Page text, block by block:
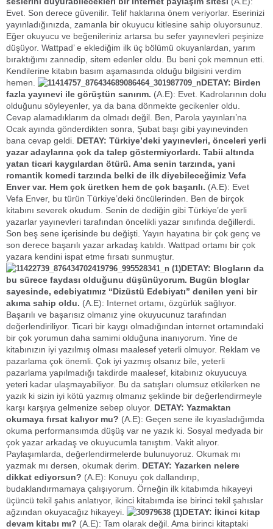
Evet. Son derece güvenilir. Telif haklarına önem veriyorlar. Eserinizi
yayınladığınızda, zamanla bir okuyucu kitlesine sahip oluyorsunuz.
Eğer okuyucu ve beğenileriniz artarsa bu sefer yayınevleri peşinize
düşüyor. Wattpad’ e eklediğim ilk üç bölümü okuyanlardan, yarım
bıraktığımı zannedip, sitem edenler oldu. Bu beni çok memnun etti.
Kendilerine kitabın basım aşamasında olduğu bilgisini verdim
hemen.
DETAY: Birden
fazla yayınevi ile görüştün sanırım. (A.E): Evet. Kadrolarının dolu
olduğunu söyleyenler, ya da bana dönmekte gecikenler oldu.
Cevap alamadıklarım da olmadı değil. Ben, Parola yayınları’na
Ocak ayında gönderdikten sonra, Şubat başı gibi yayınevinden
bana cevap geldi. DETAY: Türkiye’deki yayınevleri, önceleri yerli
yazar adaylarına çok da talep göstermiyorlardı. Tabii altında
yatan ticari kaygılardan ötürü. Ama senin tarzında, yani
romantik komedi tarzında belki de ilk diyebileceğimiz Vefa
Enver var. Hem çok üretken hem de çok başarılı. (A.E): Evet
Vefa Enver, bu türün Türkiye’deki öncülerinden. Ben de birçok
kitabını severek okudum. Senin de dediğin gibi Türkiye’de yerli
yazarlar yayınevleri tarafından öncelikli yazar sınıfında değillerdi.
Son beş sene içerisinde bu değişti. Yayın hayatına bir çok genç ve
son derece başarılı yazar arkadaş katıldı. Wattpad ortamı bir çok
yazara kendini ispat etme fırsatı sunmuştur.
DETAY: Blogların da
bu sürece faydası olduğunu düşünüyorum. Bugün bloglar
sayesinde, edebiyatımız “Dizüstü Edebiyatı” denilen yeni bir
akıma sahip oldu. (A.E): Internet ortamı, özgürlük sağlıyor.
Başarılı ve başarısız olmanız yine okuyucunuz tarafından
değerlendiriliyor. Ticari bir kaygı olmadığından internet ortamındaki
bir çok yorumun daha samimi olduğuna inanıyorum. Yine de
kitabınızın iyi yazılmış olması maalesef yeterli olmuyor. Reklam ve
pazarlama çok önemli. Çok iyi yazmış olsanız bile, yeterli
pazarlama yapılmadığı takdirde maalesef, kitabınız okuyucuya
yeteri kadar ulaşmayabiliyor. Bu da satışları olumsuz etkilerken ne
yazık ki sizin iyi kötü yazmış olmanız şeklinde bir değerlendirmeyle
karşı karşıya gelmenize sebep oluyor. DETAY: Yazmaktan
okumaya fırsat kalıyor mu? (A.E): Geçen sene ile kıyasladığımda
okuma performansımda düşüş var ne yazık ki. Sosyal medyada bir
çok yazar arkadaş ve okuyucumla tanıştım. Vakit alıyor.
Paylaşımlarda, değerlendirmelerde bulunuyoruz. Okumak mı
yazmak mı dersen, okumak derim. DETAY: Yazarken nelere
dikkat ediyorsun? (A.E): Konuyu çok dallandırıp,
budaklandırmamaya çalışıyorum. Örneğin ilk kitabımda hikayeyi
üçüncü tekil şahıs anlatıyor, ikinci kitabımda ise birinci tekil şahıslar
ağzından okuyacağız hikayeyi.
DETAY: İkinci kitap
devam kitabı mı? (A.E): Tam olarak değil. Ama birinci kitaptaki